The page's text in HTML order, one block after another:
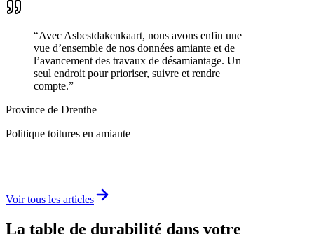
“Avec Asbestdakenkaart, nous avons enfin une
vue d’ensemble de nos données amiante et de
l’avancement des travaux de désamiantage. Un
seul endroit pour prioriser, suivre et rendre
compte.”
Province de Drenthe
Politique toitures en amiante
Voir tous les articles
La table de durabilité dans votre